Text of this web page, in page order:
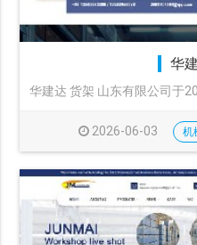
华
华建达 货架 山东有限公司于
2026-06-03 机